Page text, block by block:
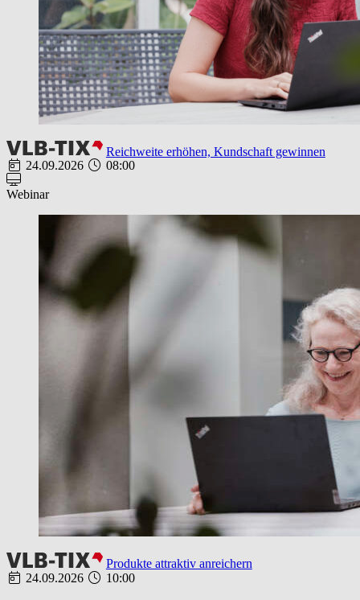
Reichweite erhöhen, Kundschaft gewinnen
24.09.2026
08:00
Webinar
Produkte attraktiv anreichern
24.09.2026
10:00